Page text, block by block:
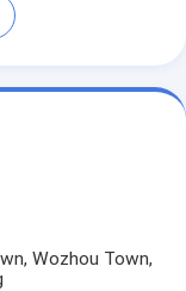
Wozhou Town,